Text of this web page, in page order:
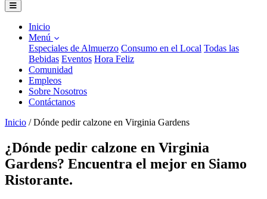
Inicio
Menú
Especiales de Almuerzo Consumo en el Local Todas las
Bebidas Eventos Hora Feliz
Comunidad
Empleos
Sobre Nosotros
Contáctanos
Inicio / Dónde pedir calzone en Virginia Gardens
¿Dónde pedir calzone en Virginia
Gardens? Encuentra el mejor en Siamo
Ristorante.